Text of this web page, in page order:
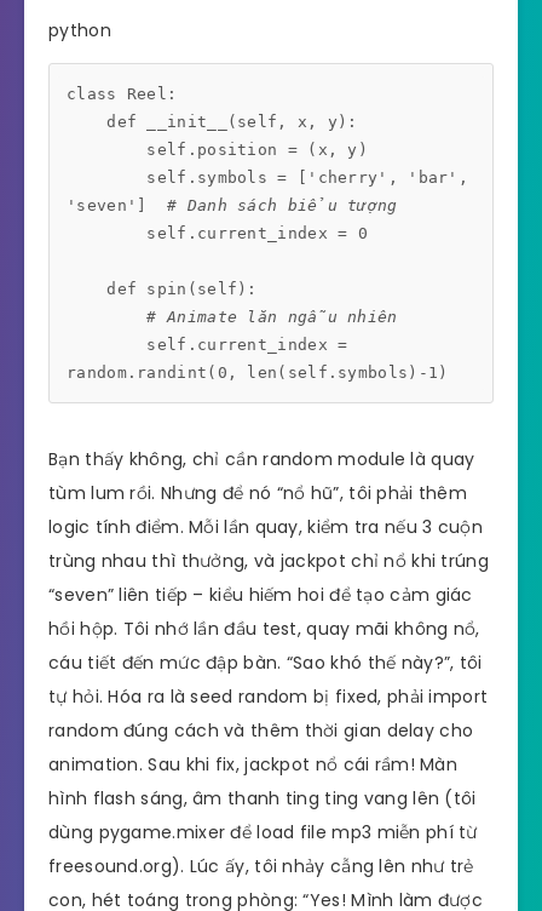
python
class Reel:
    def __init__(self, x, y):
'seven'] # Danh sách biểu tượng
        # Animate lăn ngẫu nhiên
random.randint(0, len(self.symbols)-1)
Bạn thấy không, chỉ cần random module là quay
tùm lum rồi. Nhưng để nó “nổ hũ”, tôi phải thêm
logic tính điểm. Mỗi lần quay, kiểm tra nếu 3 cuộn
trùng nhau thì thưởng, và jackpot chỉ nổ khi trúng
“seven” liên tiếp – kiểu hiếm hoi để tạo cảm giác
hồi hộp. Tôi nhớ lần đầu test, quay mãi không nổ,
cáu tiết đến mức đập bàn. “Sao khó thế này?”, tôi
tự hỏi. Hóa ra là seed random bị fixed, phải import
random đúng cách và thêm thời gian delay cho
animation. Sau khi fix, jackpot nổ cái rầm! Màn
hình flash sáng, âm thanh ting ting vang lên (tôi
dùng pygame.mixer để load file mp3 miễn phí từ
freesound.org). Lúc ấy, tôi nhảy cẫng lên như trẻ
con, hét toáng trong phòng: “Yes! Mình làm được